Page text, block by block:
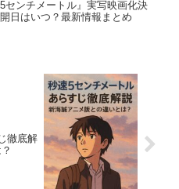
5センチメートル』実写映画化決
日はいつ？最新情報まとめ
徹底解